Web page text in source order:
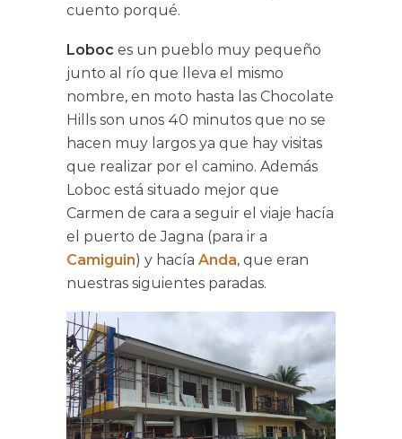
cuento porqué.
Loboc es un pueblo muy pequeño
junto al río que lleva el mismo
nombre, en moto hasta las Chocolate
Hills son unos 40 minutos que no se
hacen muy largos ya que hay visitas
que realizar por el camino. Además
Loboc está situado mejor que
Carmen de cara a seguir el viaje hacía
el puerto de Jagna (para ir a
Camiguin) y hacía Anda, que eran
nuestras siguientes paradas.